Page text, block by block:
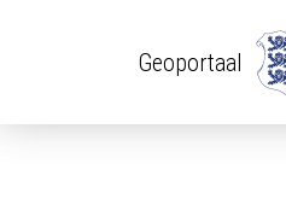
Geoportaal